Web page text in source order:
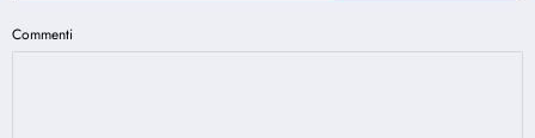
Commenti